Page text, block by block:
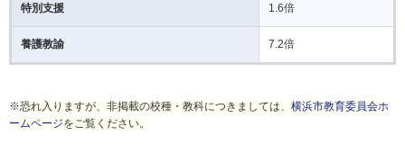
特別支援 1.6倍
養護教諭 7.2倍
※恐れ入りますが、非掲載の校種・教科につきましては、 横浜市教育委員会ホ
ームページをご覧ください。